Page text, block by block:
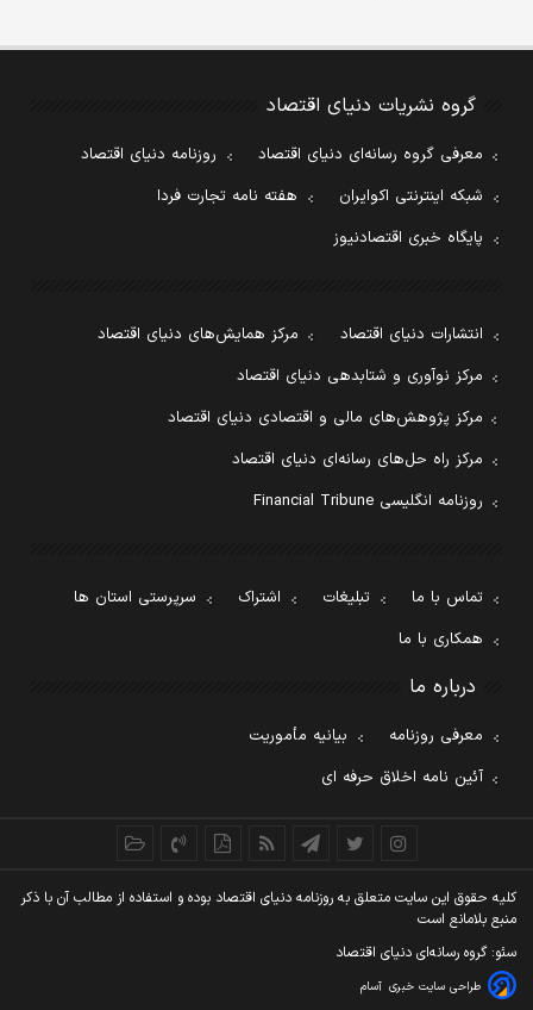
گروه نشریات دنیای اقتصاد
معرفی گروه رسانه‌ای دنیای اقتصاد
روزنامه دنیای اقتصاد
شبکه اینترنتی اکوایران
هفته نامه تجارت فردا
پایگاه خبری اقتصادنیوز
انتشارات دنیای اقتصاد
مرکز همایش‌های دنیای اقتصاد
مرکز نوآوری و شتابدهی دنیای اقتصاد
مرکز پژوهش‌های مالی و اقتصادی دنیای اقتصاد
مرکز راه حل‌های رسانه‌ای دنیای اقتصاد
روزنامه انگلیسی Financial Tribune
تماس با ما تبلیغات اشتراک
سرپرستی استان ها
همکاری با ما
درباره ما
معرفی روزنامه
بیانیه مأموریت
آئین نامه اخلاق حرفه ای
کليه حقوق اين سايت متعلق به روزنامه دنيای اقتصاد بوده و استفاده از مطالب آن با ذکر
منبع بلامانع است
سئو: گروه رسانه‌ای دنیای اقتصاد
طراحی سایت خبری آسام